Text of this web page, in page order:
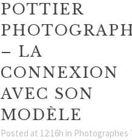
POTTIER
– LA
CONNEXION
AVEC SON
MODÈLE
Posted at 12:16h in Photographes